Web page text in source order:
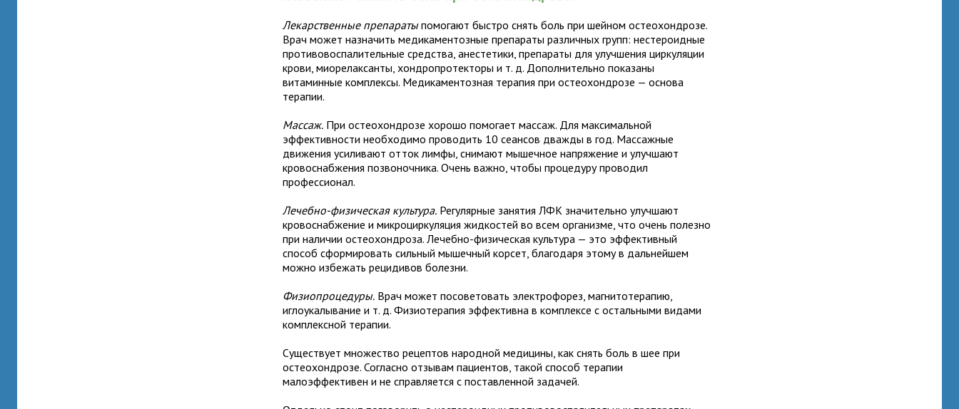
Лекарственные препаратыпомогают быстро снять боль при шейном остеохондрозе.
Врач может назначить медикаментозные препараты различных групп: нестероидные
противовоспалительные средства, анестетики, препараты для улучшения циркуляции
крови, миорелаксанты, хондропротекторы и т. д. Дополнительно показаны
витаминные комплексы. Медикаментозная терапия при остеохондрозе — основа
терапии.
Массаж. При остеохондрозе хорошо помогает массаж. Для максимальной
эффективности необходимо проводить 10 сеансов дважды в год. Массажные
движения усиливают отток лимфы, снимают мышечное напряжение и улучшают
кровоснабжения позвоночника. Очень важно, чтобы процедуру проводил
профессионал.
Лечебно-физическая культура. Регулярные занятия ЛФК значительно улучшают
кровоснабжение и микроциркуляция жидкостей во всем организме, что очень полезно
при наличии остеохондроза. Лечебно-физическая культура — это эффективный
способ сформировать сильный мышечный корсет, благодаря этому в дальнейшем
можно избежать рецидивов болезни.
Физиопроцедуры. Врач может посоветовать электрофорез, магнитотерапию,
иглоукалывание и т. д. Физиотерапия эффективна в комплексе с остальными видами
комплексной терапии.
Существует множество рецептов народной медицины, как снять боль в шее при
остеохондрозе. Согласно отзывам пациентов, такой способ терапии
малоэффективен и не справляется с поставленной задачей.